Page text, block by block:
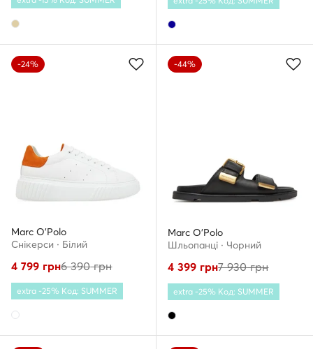
-24%
Marc O'Polo
Снікерcи · Білий
4 799 грн6 390грн
extra -25% Код: SUMMER
-44%
Marc O'Polo
Шльопанці · Чорний
4 399 грн7 930грн
extra -25% Код: SUMMER